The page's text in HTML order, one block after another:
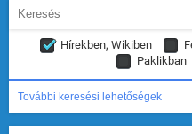
Hírekben, Wikiben
Paklikban
További keresési lehetőségek